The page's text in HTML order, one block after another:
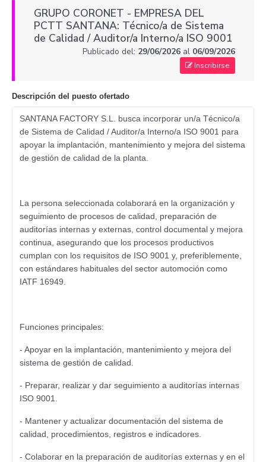
GRUPO CORONET - EMPRESA DEL
PCTT SANTANA: Técnico/a de Sistema
de Calidad / Auditor/a Interno/a ISO 9001
Publicado del: 29/06/2026 al 06/09/2026
Inscribirse
Descripción del puesto ofertado
SANTANA FACTORY S.L. busca incorporar un/a Técnico/a
de Sistema de Calidad / Auditor/a Interno/a ISO 9001 para
apoyar la implantación, mantenimiento y mejora del sistema
de gestión de calidad de la planta.
La persona seleccionada colaborará en la organización y
seguimiento de procesos de calidad, preparación de
auditorías internas y externas, control documental y mejora
continua, asegurando que los procesos productivos
cumplan con los requisitos de ISO 9001 y, preferiblemente,
con estándares habituales del sector automoción como
IATF 16949.
Funciones principales:
- Apoyar en la implantación, mantenimiento y mejora del
sistema de gestión de calidad.
- Preparar, realizar y dar seguimiento a auditorías internas
ISO 9001.
- Mantener y actualizar documentación del sistema de
calidad, procedimientos, registros e indicadores.
- Colaborar en la preparación de auditorías externas y en el